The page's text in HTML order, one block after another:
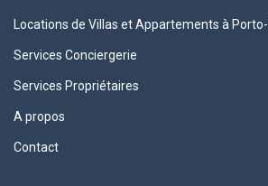
Locations de Villas et Appartements à
Services Conciergerie
Services Propriétaires
A propos
Contact